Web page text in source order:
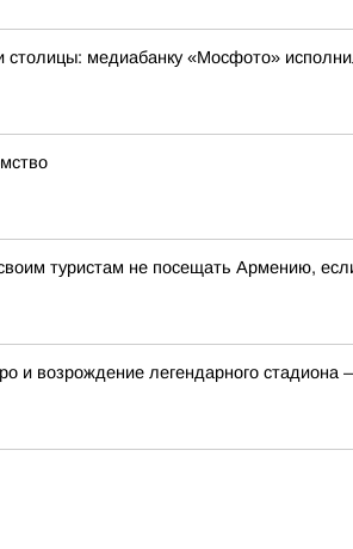
медиабанку «Мосфото»
туристам не посещать Армению,
и возрождение легендарного